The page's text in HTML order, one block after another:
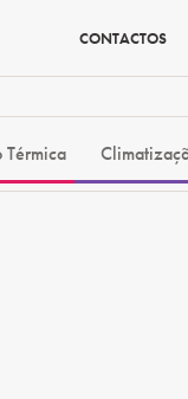
CONTACTOS
Térmica